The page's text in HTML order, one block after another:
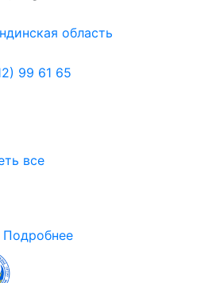
область
99 61 65
все
Подробнее